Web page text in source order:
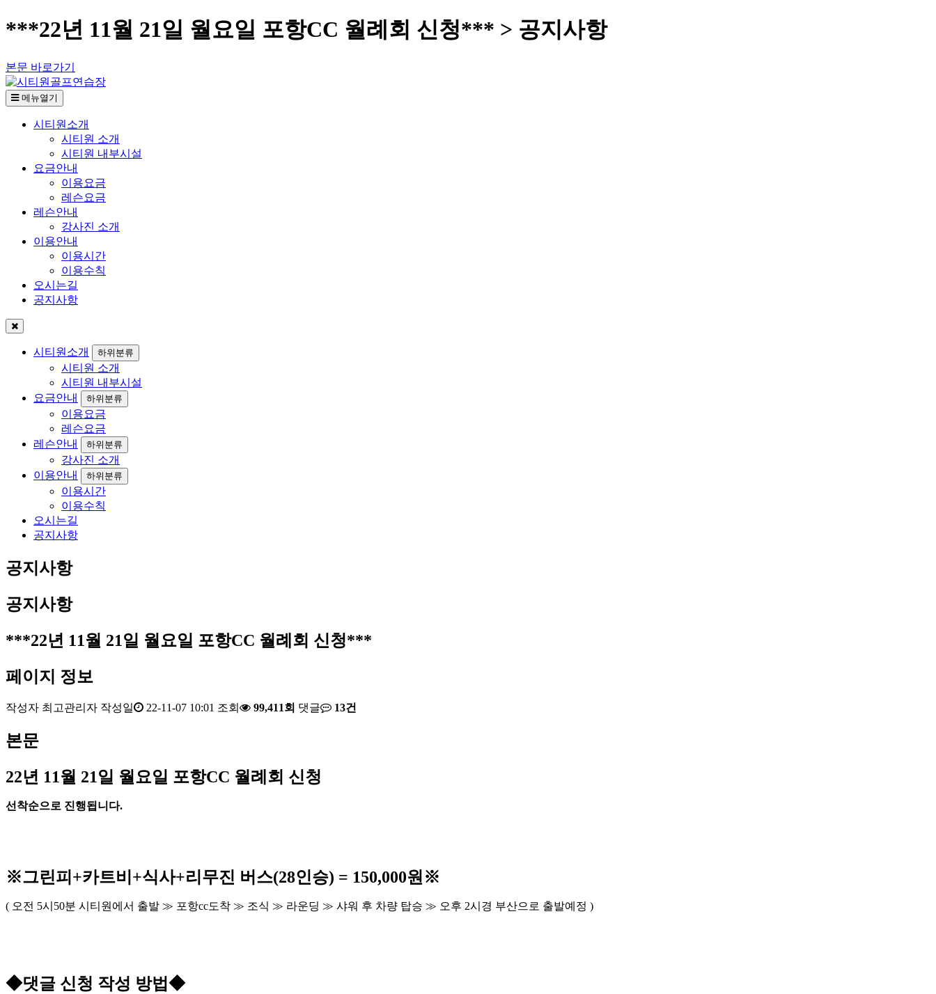
***22년 11월 21일 월요일 포항CC 월례회 신청*** > 공지사항
본문 바로가기
메뉴열기
시티원소개
시티원 소개
시티원 내부시설
요금안내
이용요금
레슨요금
레슨안내
강사진 소개
이용안내
이용시간
이용수칙
오시는길
공지사항
시티원소개 하위분류
시티원 소개
시티원 내부시설
요금안내
하위분류
이용요금
레슨요금
레슨안내
하위분류
강사진 소개
이용안내
하위분류
이용시간
이용수칙
오시는길
공지사항
공지사항
공지사항
***22년 11월 21일 월요일 포항CC 월례회 신청***
페이지 정보
작성자 최고관리자 작성일 22-11-07 10:01 조회 99,411회 댓글 13건
본문
22년 11월 21일 월요일 포항CC 월례회 신청
선착순으로 진행됩니다.
※그린피 +카트비 +식사+리무진 버스(28인승) = 150,000원※
( 오전 5시 50분 시티원에서 출발 ≫ 포항cc도착 ≫ 조식 ≫ 라운딩 ≫ 샤워 후 차량 탑승 ≫ 오후 2시경 부산으로 출발예정 )
◆댓글 신청 작성 방법◆